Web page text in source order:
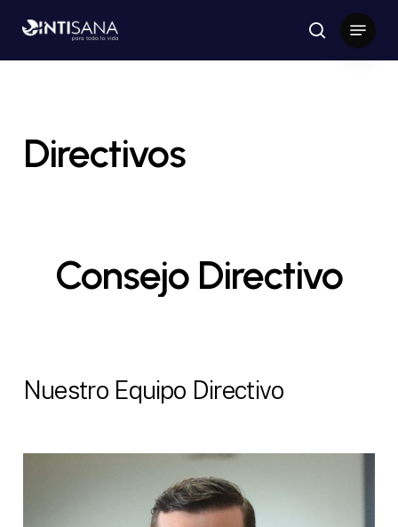
main
search
Menu
Directivos
Consejo Directivo
Nuestro Equipo Directivo
Close